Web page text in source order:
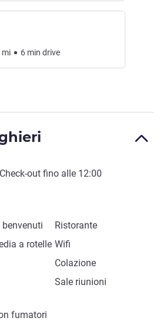
mi 6 min drive
Check-out fino alle 12:00
Ristorante
a rotelle Wifi
Colazione
Sale riunioni
fumatori